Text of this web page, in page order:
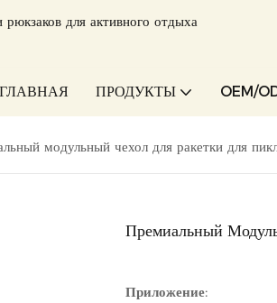
для активного отдыха
ГЛАВНАЯ ПРОДУКТЫ OEM/
модульный чехол для ракетки для
Премиальный
Приложение: